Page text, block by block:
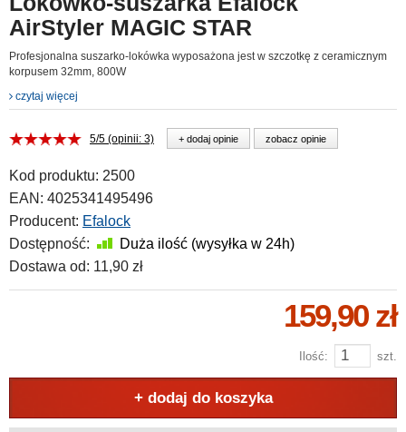
AirStyler MAGIC STAR
Profesjonalna suszarko-lokówka wyposażona jest w szczotkę z ceramicznym
korpusem 32mm, 800W
czytaj więcej
5/5 (opinii: 3) + dodaj opinie zobacz opinie
Kod produktu: 2500
EAN: 4025341495496
Producent: Efalock
Dostępność:
Duża ilość (wysyłka w 24h)
Dostawa od: 11,90 zł
159,90 zł
Ilość: szt.
+ dodaj do koszyka